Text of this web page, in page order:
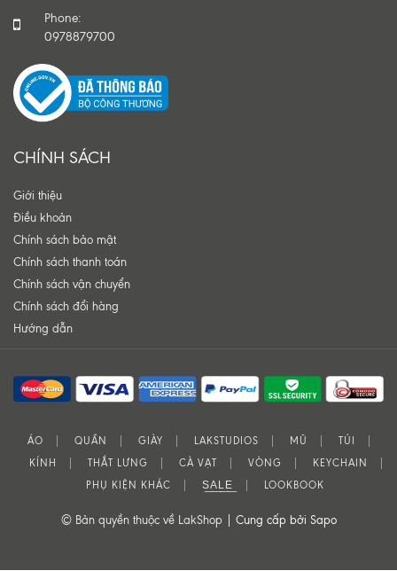
Phone:
0978879700
CHÍNH SÁCH
Giới thiệu
Điều khoản
Chính sách bảo mật
Chính sách thanh toán
Chính sách vận chuyển
Chính sách đổi hàng
Hướng dẫn
ÁO QUẦN GIÀY LAKSTUDIOS MŨ
TÚI
KÍNH
THẮT LƯNG CÀ VẠT VÒNG
KEYCHAIN
PHỤ KIỆN KHÁC
S͟A͟L͟E͟ LOOKBOOK
© Bản quyền thuộc về LakShop | Cung cấp bởi Sapo